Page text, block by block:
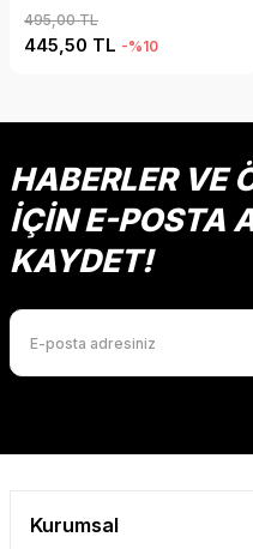
495,00 TL
445,50 TL -%10
HABERLER VE
İÇİN E-POSTA
KAYDET!
Kurumsal